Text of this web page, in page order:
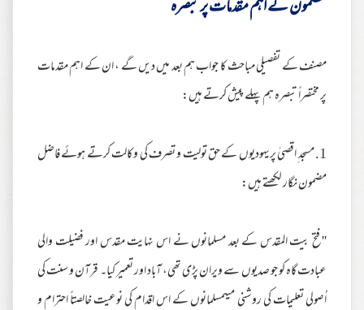
مضمون کے اہم مقدمات پر تبصرہ
مصنف کے تفصیلی مباحث کا جواب ہم بعد میں دیں گے ، ان کے اہم مقدمات
پر مختصراً تبصرہ ہم پہلے پیش کرتے ہیں:
1. مسجد ِاقصیٰ پریہودیوں کے حق تولیت و تصرف کی وکالت کرتے ہوئے فاضل
مضمون نگار لکھتے ہیں:
''فتح بیت المقدس کے بعد مسلمانوں نے اس نہایت مقدس اور فضیلت والی
عبادت گاہ کو جو صدیوں سے ویران پڑی تھی، آباد اور تعمیر کیا۔ قرآن و سنت کی
اُصولی تعلیمات کی روشنی میںمسلمانوں کے اس اقدام کی نوعیت خالصتاً احترام و